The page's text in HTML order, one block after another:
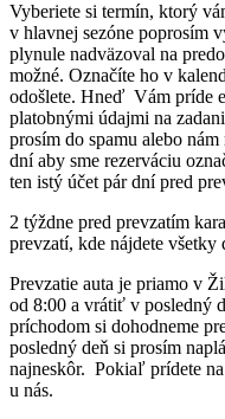
Vyberiete si termín, ktorý
v hlavnej sezóne poprosím
plynule nadväzoval na
možné. Označíte ho v
odošlete. Hneď Vám príde
platobnými údajmi na
prosím do spamu alebo
dní aby sme rezerváciu
ten istý účet pár dní pred
2 týždne pred prevzatím
prevzatí, kde nájdete všetky
Prevzatie auta je priamo v
od 8:00 a vrátiť v posledný
príchodom si dohodneme
posledný deň si prosím
najneskôr. Pokiaľ prídete
u nás.